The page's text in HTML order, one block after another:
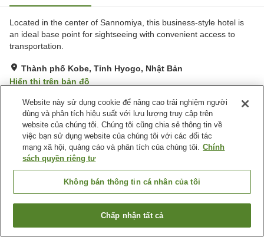
Located in the center of Sannomiya, this business-style hotel is
an ideal base point for sightseeing with convenient access to
transportation.
Thành phố Kobe, Tỉnh Hyogo, Nhật Bản
Hiển thị trên bản đồ
Tốt Đánh giá:725lượt
Tiện nghi chỗ nghỉ
Spa / Salon
Nhà hàng
Máy bán hàng tự động
Trang chủ Nhật Bản Tỉnh Hyogo
Thành phố Kobe
Sanside Hotel Kobe Sannomiya
Tìm phòng trống
Website này sử dụng cookie để nâng cao trải nghiệm người
dùng và phân tích hiệu suất với lưu lượng truy cập trên
website của chúng tôi. Chúng tôi cũng chia sẻ thông tin về
việc bạn sử dụng website của chúng tôi với các đối tác
mạng xã hội, quảng cáo và phân tích của chúng tôi. Chính
sách quyền riêng tư
Không bán thông tin cá nhân của tôi
Chấp nhận tất cả